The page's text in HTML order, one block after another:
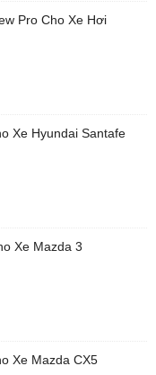
Pro Cho Xe Hơi
Xe Hyundai Santafe
Xe Mazda 3
Xe Mazda CX5